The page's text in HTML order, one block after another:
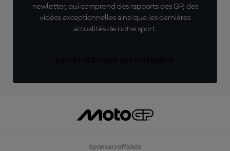
newletter, qui comprend des rapports des GP, des
vidéos exceptionnelles ainsi que les dernières
actualités de notre sport.
Sponsors officiels